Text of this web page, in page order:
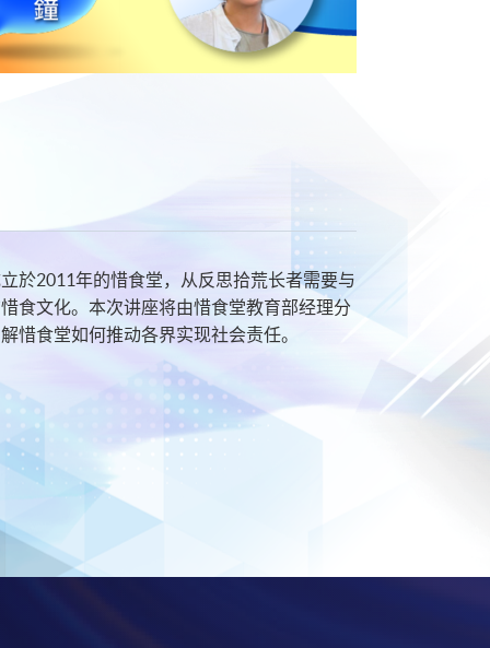
於2011年的惜食堂，从反思拾荒长者需要与
食文化。本次讲座将由惜食堂教育部经理分
惜食堂如何推动各界实现社会责任。